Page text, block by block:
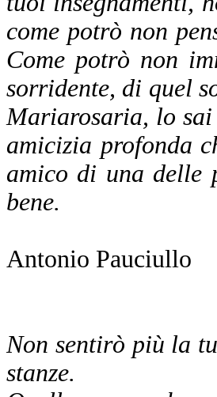
come potrò non
Come potrò non
sorridente, di quel
Mariarosaria, lo
amicizia profonda
amico di una delle
bene.
Antonio Pauciullo
Non sentirò più la
stanze.